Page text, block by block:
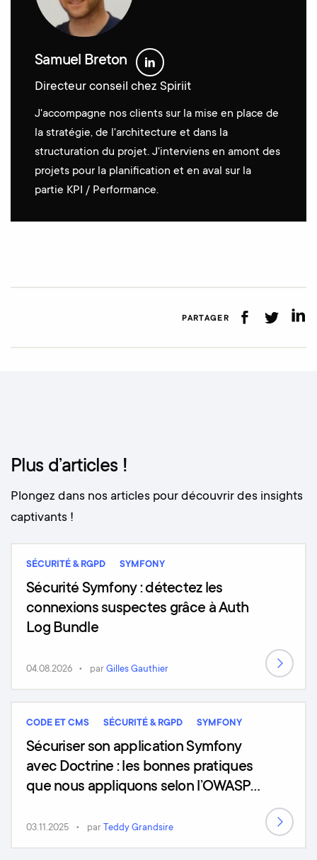
Samuel Breton
Directeur conseil chez Spiriit
J'accompagne nos clients sur la mise en place de
la stratégie, de l'architecture et dans la
structuration du projet. J'interviens en amont des
projets pour la planification et en aval sur la
partie KPI / Performance.
PARTAGER
Plus d’articles !
Plongez dans nos articles pour découvrir des insights
captivants !
SÉCURITÉ & RGPD SYMFONY
Sécurité Symfony : détectez les
connexions suspectes grâce à Auth
Log Bundle
04.08.2026 par Gilles Gauthier
CODE ET CMS SÉCURITÉ & RGPD SYMFONY
Sécuriser son application Symfony
avec Doctrine : les bonnes pratiques
que nous appliquons selon l’OWASP
03.11.2025 par Teddy Grandsire